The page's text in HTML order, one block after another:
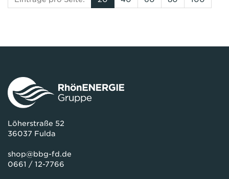
Löherstraße 52
36037 Fulda
shop@bbg-fd.de
0661 / 12-7766